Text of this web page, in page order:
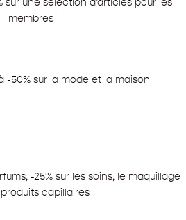
sur une sélection d’articles pour les
membres
-50% sur la mode et la maison
-25% sur les soins, le maquillage
capillaires